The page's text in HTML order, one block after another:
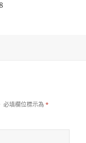
必填欄位標示為*